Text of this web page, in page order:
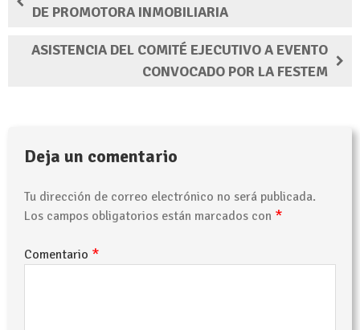
DE PROMOTORA INMOBILIARIA
ASISTENCIA DEL COMITÉ EJECUTIVO A EVENTO
CONVOCADO POR LA FESTEM
Deja un comentario
Tu dirección de correo electrónico no será publicada.
Los campos obligatorios están marcados con *
Comentario *